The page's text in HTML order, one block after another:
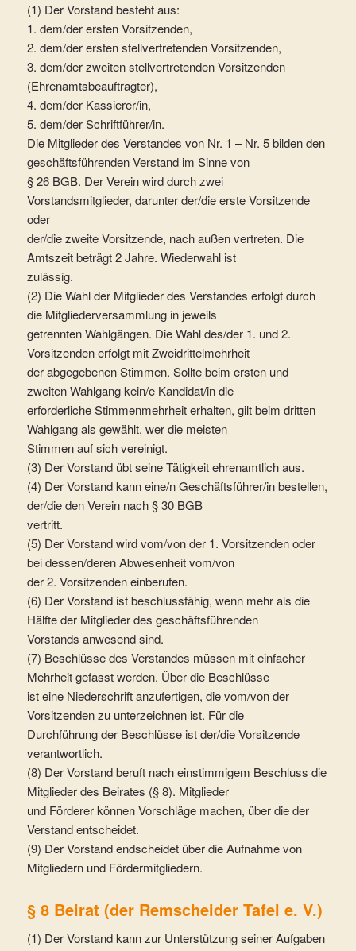
(1) Der Vorstand besteht aus:
1. dem/der ersten Vorsitzenden,
2. dem/der ersten stellvertretenden Vorsitzenden,
3. dem/der zweiten stellvertretenden Vorsitzenden
(Ehrenamtsbeauftragter),
4. dem/der Kassierer/in,
5. dem/der Schriftführer/in.
Die Mitglieder des Verstandes von Nr. 1 – Nr. 5 bilden den
geschäftsführenden Verstand im Sinne von
§ 26 BGB. Der Verein wird durch zwei
Vorstandsmitglieder, darunter der/die erste Vorsitzende
oder
der/die zweite Vorsitzende, nach außen vertreten. Die
Amtszeit beträgt 2 Jahre. Wiederwahl ist
zulässig.
(2) Die Wahl der Mitglieder des Verstandes erfolgt durch
die Mitgliederversammlung in jeweils
getrennten Wahlgängen. Die Wahl des/der 1. und 2.
Vorsitzenden erfolgt mit Zweidrittelmehrheit
der abgegebenen Stimmen. Sollte beim ersten und
zweiten Wahlgang kein/e Kandidat/in die
erforderliche Stimmenmehrheit erhalten, gilt beim dritten
Wahlgang als gewählt, wer die meisten
Stimmen auf sich vereinigt.
(3) Der Vorstand übt seine Tätigkeit ehrenamtlich aus.
(4) Der Vorstand kann eine/n Geschäftsführer/in bestellen,
der/die den Verein nach § 30 BGB
vertritt.
(5) Der Vorstand wird vom/von der 1. Vorsitzenden oder
bei dessen/deren Abwesenheit vom/von
der 2. Vorsitzenden einberufen.
(6) Der Vorstand ist beschlussfähig, wenn mehr als die
Hälfte der Mitglieder des geschäftsführenden
Vorstands anwesend sind.
(7) Beschlüsse des Verstandes müssen mit einfacher
Mehrheit gefasst werden. Über die Beschlüsse
ist eine Niederschrift anzufertigen, die vom/von der
Vorsitzenden zu unterzeichnen ist. Für die
Durchführung der Beschlüsse ist der/die Vorsitzende
verantwortlich.
(8) Der Vorstand beruft nach einstimmigem Beschluss die
Mitglieder des Beirates (§ 8). Mitglieder
und Förderer können Vorschläge machen, über die der
Verstand entscheidet.
(9) Der Vorstand endscheidet über die Aufnahme von
Mitgliedern und Fördermitgliedern.
§ 8 Beirat (der Remscheider Tafel e. V.)
(1) Der Vorstand kann zur Unterstützung seiner Aufgaben